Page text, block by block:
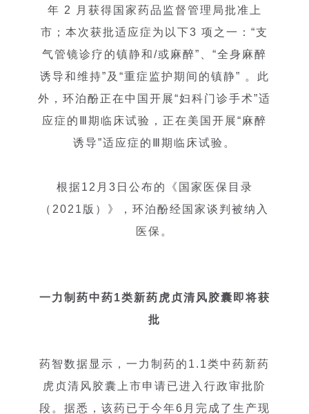
年 2 月获得国家药品监督管理局批准上
市；本次获批适应症为以下3 项之一：“支
气管镜诊疗的镇静和/或麻醉”、“全身麻醉
诱导和维持”及“重症监护期间的镇静” 。此
外，环泊酚正在中国开展“妇科门诊手术”适
应症的Ⅲ期临床试验，正在美国开展“麻醉
诱导”适应症的Ⅲ期临床试验。
根据12月3日公布的《国家医保目录
（2021版）》，环泊酚经国家谈判被纳入
医保。
一力制药中药1类新药虎贞清风胶囊即将获
批
药智数据显示，一力制药的1.1类中药新药
虎贞清风胶囊上市申请已进入行政审批阶
段。据悉，该药已于今年6月完成了生产现